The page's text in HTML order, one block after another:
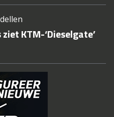
KTM-‘Dieselgate’